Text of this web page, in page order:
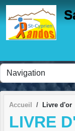
Accueil Livre d'or
LIVRE
Panneau de gestion